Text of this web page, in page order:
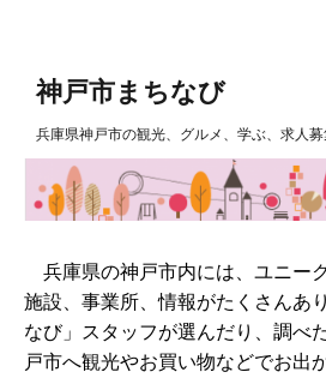
神戸市まちなび
兵庫県神戸市の観光、グルメ、学ぶ、求人
兵庫県の神戸市内には、ユニー
施設、事業所、情報がたくさんあ
なび」スタッフが選んだり、調べ
戸市へ観光やお買い物などでお出